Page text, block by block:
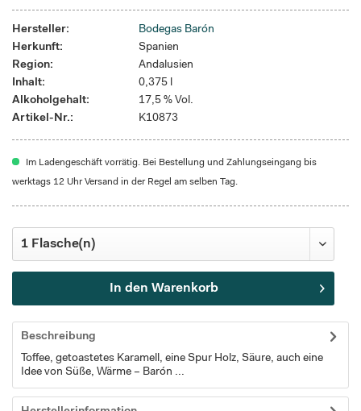
Hersteller:
Bodegas Barón
Herkunft:
Spanien
Region:
Andalusien
Inhalt:
0,375 l
Alkoholgehalt:
17,5 % Vol.
Artikel-Nr.:
K10873
Im Ladengeschäft vorrätig. Bei Bestellung und Zahlungseingang bis
werktags 12 Uhr Versand in der Regel am selben Tag.
In den Warenkorb
Beschreibung
Toffee, getoastetes Karamell, eine Spur Holz, Säure, auch eine
Idee von Süße, Wärme – Barón ...